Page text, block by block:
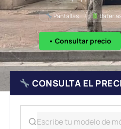
Pantallas
• Consultar precio
CONSULTA EL